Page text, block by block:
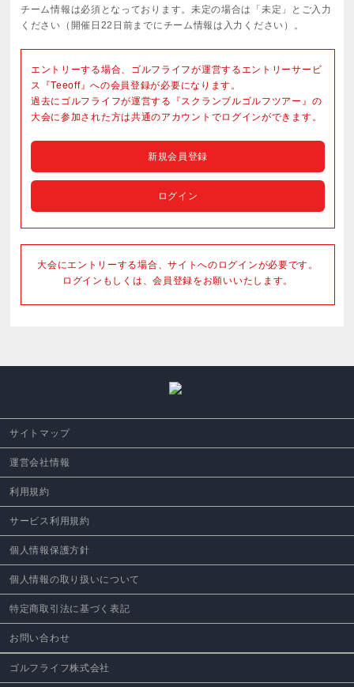
チーム情報は必須となっております。未定の場合は「未定」とご入力
ください（開催日22日前までにチーム情報は入力ください）。
エントリーする場合、ゴルフライフが運営するエントリーサービ
ス『Teeoff』への会員登録が必要になります。
過去にゴルフライフが運営する『スクランブルゴルフツアー』の
大会に参加された方は共通のアカウントでログインができます。
新規会員登録
ログイン
大会にエントリーする場合、サイトへのログインが必要です。
ログインもしくは、会員登録をお願いいたします。
サイトマップ
運営会社情報
利用規約
サービス利用規約
個人情報保護方針
個人情報の取り扱いについて
特定商取引法に基づく表記
お問い合わせ
ゴルフライフ株式会社